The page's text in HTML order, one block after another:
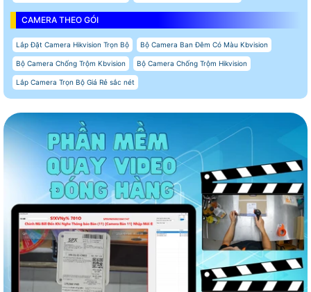
CAMERA THEO GÓI
Lắp Đặt Camera Hikvision Trọn Bộ Bộ Camera Ban Đêm Có Màu Kbvision
Bộ Camera Chống Trộm Kbvision Bộ Camera Chống Trộm Hikvision
Lắp Camera Trọn Bộ Giá Rẻ sắc nét